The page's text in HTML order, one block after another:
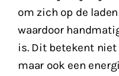
om zich op de
waardoor
is. Dit betekent
maar ook een